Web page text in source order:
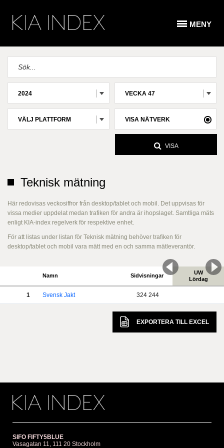
MENY
VISA
2024 VECKA 47
VÄLJ PLATTFORM VISA NÄTVERK
Teknisk mätning
Här redovisas veckosiffror från desktop/tablet och mobil. Det uppvisas för
vissa medier uppdelat medan trafiken för andra är ihopslaget. Samtliga mäts
enligt KIA-index regelverk för respektive enhet.
För att listas under listan för Teknisk mätning behöver trafiken för
desktop/tablet och mobil vara mätt med en och samma mätleverantör.
Namn Sidvisningar
UW
Lördag
1 Svensk Jakt 324 244
EXPORTERA TILL EXCEL
SIFO FIFTY5BLUE
Vasagatan 11, 111 20 Stockholm